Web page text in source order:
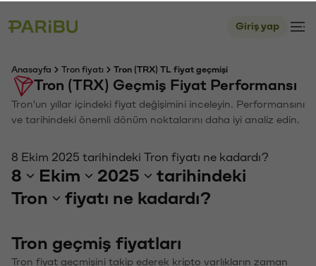
Giriş yap
Anasayfa Tron fiyatı Tron (TRX) TL fiyat geçmişi
Tron (TRX) Geçmiş Fiyat Performansı
Tron'un yıllar içindeki fiyat değişimini inceleyin. Performansını
ve tarihindeki önemli dönüm noktalarını daha iyi analiz edin.
8 Ekim 2025 tarihindeki Tron fiyatı ne kadardı?
8 Ekim 2025
tarihindeki
Tron
fiyatı ne kadardı?
Tron geçmiş fiyatları
Tron fiyat geçmişini takip ederek kripto varlıkların zaman